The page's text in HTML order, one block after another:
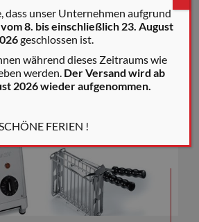
dass unser Unternehmen aufgrund
vom 8. bis einschließlich 23. August
geschlossen ist.
während dieses Zeitraums wie
werden. Der Versand wird ab
2026 wieder aufgenommen.
FERIEN !